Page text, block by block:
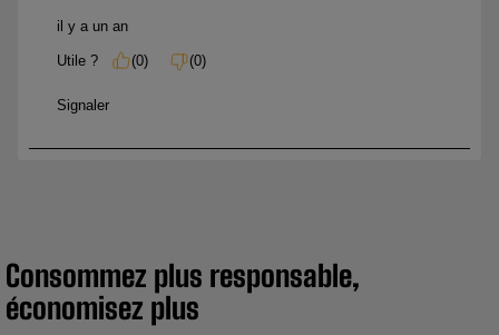
Consommez plus responsable,
économisez plus